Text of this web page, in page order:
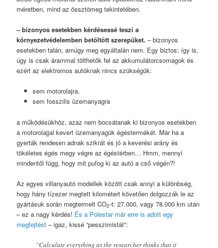
méretben, mind az össztömeg tekintetében.
– bizonyos esetekben kérdésessé teszi a
környezetvédelemben betöltött szerepüket. – bizonyos
esetekben talán, amúgy meg egyáltalán nem. Egy biztos: így is,
úgy is csak árammal tölthetők fel az akkumulátorcsomagok és
ezért az elektromos autóknak nincs szükségük:
sem motorolajra,
sem fosszilis üzemanyagra
a működésükhöz, azaz nem bocsátanak ki bizonyos esetekben
a motorolajjal kevert üzemanyagük égéstermékét. Már ha a
gyerták rendesen adnak szikrát és jó a keverési arány és
tökéletes égés megy végre az égéstérben… Hmm, mennyi
mindentől függ, hogy mit pufog ki az autó a cső végén?!
Az egyes villanyautó modellek között csak annyi a különbség,
hogy hány tízezer megtett kilométert követően dolgozzák le az
gyártásuk során megtermelt CO2-t: 27.000, vagy 78.000 km után
– ez a nagy kérdés! És a Polestar már erre is adott egy
megfejtést – igaz, kissé “pesszimistát”:
“Calculate everything as the researcher thinks that it